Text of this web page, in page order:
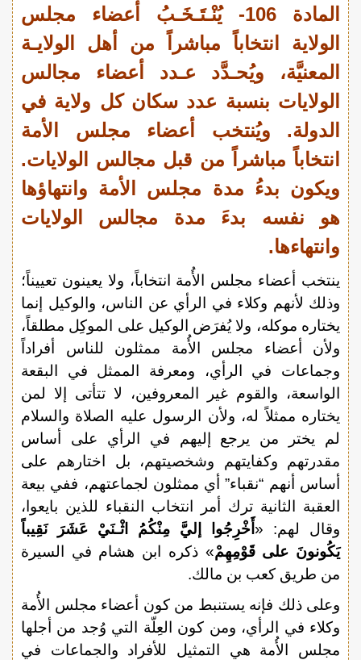
المادة 106- يُنْـتَـخَـبُ أعضاء مجلس
الولاية انتخاباً مباشراً من أهل الولايـة
المعنيَّة، ويُحـدَّد عـدد أعضاء مجالس
الولايات بنسبة عدد سكان كل ولاية في
الدولة. ويُنتخب أعضاء مجلس الأمة
انتخاباً مباشراً من قبل مجالس الولايات.
ويكون بدءُ مدة مجلس الأمة وانتهاؤها
هو نفسه بدءَ مدة مجالس الولايات
وانتهاءها.
ينتخب أعضاء مجلس الأُمة انتخاباً، ولا يعينون تعييناً؛
وذلك لأنهم وكلاء في الرأي عن الناس، والوكيل إنما
يختاره موكله، ولا يُفرَض الوكيل على الموكِل مطلقاً،
ولأن أعضاء مجلس الأُمة ممثلون للناس أفراداً
وجماعات في الرأي، ومعرفة الممثل في البقعة
الواسعة، والقوم غير المعروفين، لا تتأتى إلا لمن
يختاره ممثلاً له، ولأن الرسول عليه الصلاة والسلام
لم يختر من يرجع إليهم في الرأي على أساس
مقدرتهم وكفايتهم وشخصيتهم، بل اختارهم على
أساس أنهم “نقباء” أي ممثلون لجماعتهم، ففي بيعة
العقبة الثانية ترك أمر انتخاب النقباء للذين بايعوا،
وقال لهم: « أَخْرِجُوا إليَّ مِنْكُمُ اثْـنَيْ عَشَرَ نَقِيباً
يَكُونونَ على قَوْمِهِمْ» ذكره ابن هشام في السيرة
من طريق كعب بن مالك.
وعلى ذلك فإنه يستنبط من كون أعضاء مجلس الأُمة
وكلاء في الرأي، ومن كون العِلّة التي وُجد من أجلها
مجلس الأُمة هي التمثيل للأفراد والجماعات في